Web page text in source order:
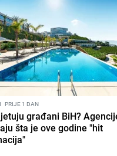
I PRIJE 1 DAN
građani BiH?
šta je ove godine "hit